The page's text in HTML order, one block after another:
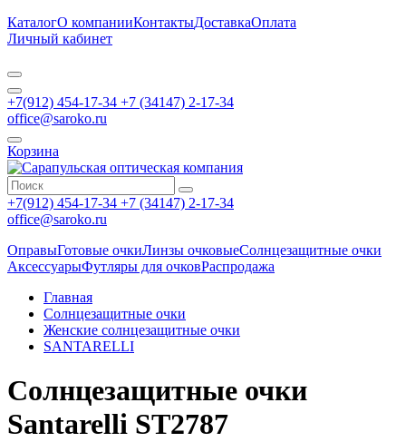
КаталогО компанииКонтактыДоставкаОплата
Личный кабинет
+7(912) 454-17-34 +7 (34147) 2-17-34
office@saroko.ru
Корзина
+7(912) 454-17-34 +7 (34147) 2-17-34
office@saroko.ru
ОправыГотовые очкиЛинзы очковыеСолнцезащитные очки
АксессуарыФутляры для очковРаспродажа
Главная
Солнцезащитные очки
Женские солнцезащитные очки
SANTARELLI
Солнцезащитные очки
Santarelli ST2787